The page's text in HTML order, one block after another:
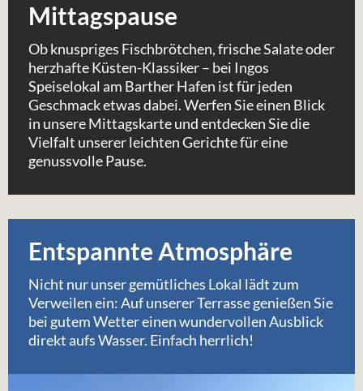
Mittagspause
Ob knuspriges Fischbrötchen, frische Salate oder
herzhafte Küsten-Klassiker – bei Ingos
Speiselokal am Barther Hafen ist für jeden
Geschmack etwas dabei. Werfen Sie einen Blick
in unsere Mittagskarte und entdecken Sie die
Vielfalt unserer leichten Gerichte für eine
genussvolle Pause.
Entspannte Atmosphäre
Nicht nur unser gemütliches Lokal lädt zum
Verweilen ein: Auf unserer Terrasse genießen Sie
bei gutem Wetter einen wundervollen Ausblick
direkt aufs Wasser. Einfach herrlich!